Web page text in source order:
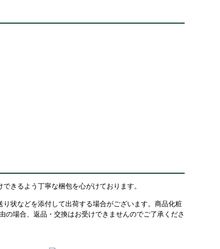
きるよう丁寧な梱包を心がけております。
状などを添付して出荷する場合がございます。商品化粧
場合、返品・交換はお受けできませんのでご了承くださ